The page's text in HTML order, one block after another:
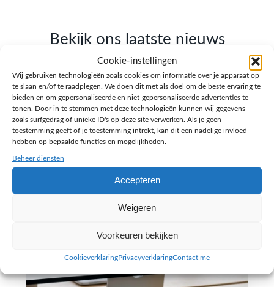
Cookie-instellingen
Wij gebruiken technologieën zoals cookies om informatie over je apparaat op
te slaan en/of te raadplegen. We doen dit met als doel om de beste ervaring te
bieden en om gepersonaliseerde en niet-gepersonaliseerde advertenties te
tonen. Door in te stemmen met deze technologieën kunnen wij gegevens
zoals surfgedrag of unieke ID's op deze site verwerken. Als je geen
toestemming geeft of je toestemming intrekt, kan dit een nadelige invloed
hebben op bepaalde functies en mogelijkheden.
Beheer diensten
Accepteren
Weigeren
Voorkeuren bekijken
CookieverklaringPrivacyverklaringContact me
Bekijk ons laatste nieuws
ondernemen.